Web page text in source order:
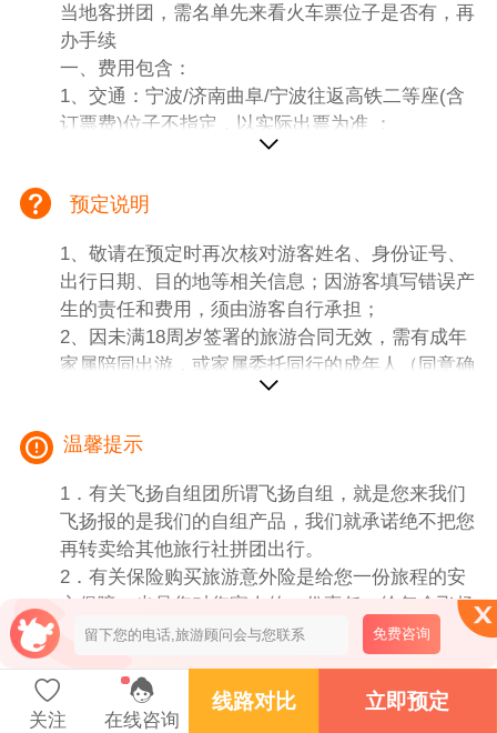
当地客拼团，需名单先来看火车票位子是否有，再
办手续
一、费用包含：
1、交通：宁波/济南曲阜/宁波往返高铁二等座(含
订票费)位子不指定，以实际出票为准 ；
2、住宿：网评3钻酒店双标间（独立卫生间，有电
女，需要补房差或拼房）；
或是可加220升级为四钻酒店：参考酒店：泰安中
心智选假日酒店、泰安丽景广场酒店、铭座杏坛酒
店、泰安铭座三泰主题酒店(泰山景区店)等
或是加550升级为五钻酒店：参考酒店：泰安蓝海
御华大饭店、泰安宝龙艺珺酒店(泰山区红门区
店等
提示：山东地区相对条件较差些，酒店如遇房间有
问题请第一时间联系前台或是导游进行处理。
3、用餐：含酒店2早，正餐自理，10人以上可以也
可以让导游代为安排正餐（正餐30元/人/餐起，十
人每桌，费用可以现付导游）；
4、用车：当地空调旅游车（保证一人一座位）；
5、门票：行程所列景点门票（注明自理除外、赠
6、导服：当地地接导游服务；
7、儿童：含车费、餐费、导服费，不含门票、床
预定说明
1、敬请在预定时再次核对游客姓名、身份证号、
出行日期、目的地等相关信息；因游客填写错误产
生的责任和费用，须由游客自行承担；
2、因未满18周岁签署的旅游合同无效，需有成年
家属陪同出游，或家属委托同行的成年人（同意确
名。
温馨提示
1．有关飞扬自组团所谓飞扬自组，就是您来我们
飞扬报的是我们的自组产品，我们就承诺绝不把您
再转卖给其他旅行社拼团出行。
2．有关保险购买旅游意外险是给您一份旅程的安
心保障，也是您对您家人的一份责任。给每个飞扬
的客人一个平安和满意的旅程始终是我们的追求。
所以我们建议您购买此次旅程的旅游意外险——出
门在外，安全第一。
3．有关不可抗拒因素凡是在旅程出发前后或在旅
关注 在线咨询
线路对比 立即预定
免费咨询